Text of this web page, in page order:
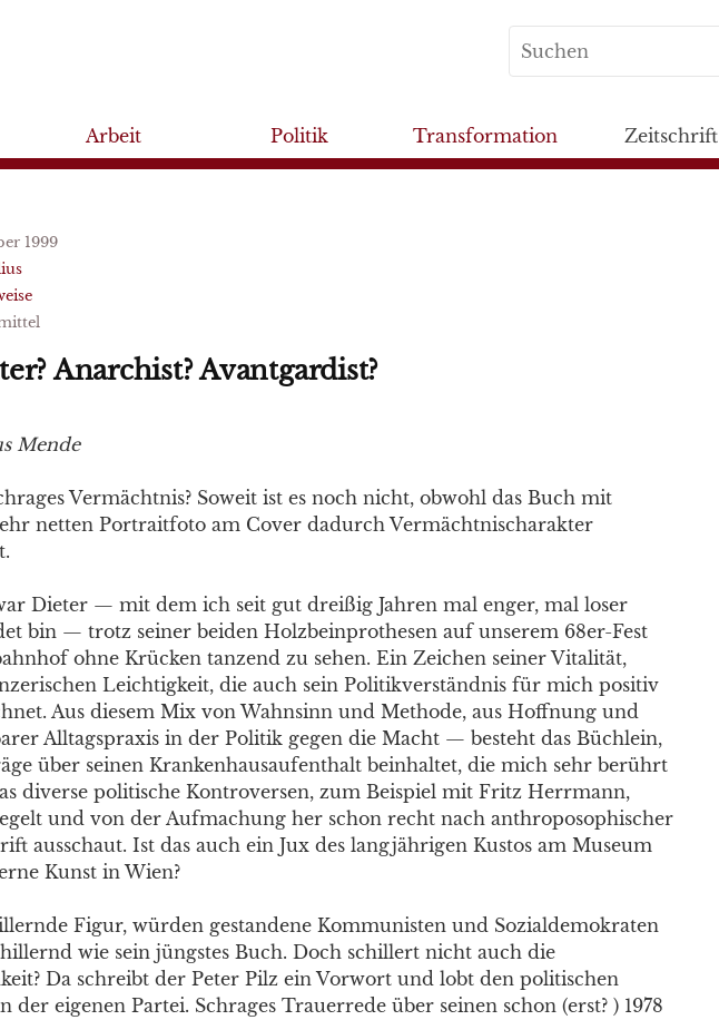
Arbeit Politik Transformation Zeitschrift
1999
Anarchist? Avantgardist?
Mende
Vermächtnis? Soweit ist es noch nicht, obwohl das Buch mit
netten Portraitfoto am Cover dadurch Vermächtnischarakter
Dieter — mit dem ich seit gut dreißig Jahren mal enger, mal loser
bin — trotz seiner beiden Holzbeinprothesen auf unserem 68er-Fest
ohne Krücken tanzend zu sehen. Ein Zeichen seiner Vitalität,
Leichtigkeit, die auch sein Politikverständnis für mich positiv
Aus diesem Mix von Wahnsinn und Methode, aus Hoffnung und
Alltagspraxis in der Politik gegen die Macht — besteht das Büchlein,
über seinen Krankenhausaufenthalt beinhaltet, die mich sehr berührt
diverse politische Kontroversen, zum Beispiel mit Fritz Herrmann,
und von der Aufmachung her schon recht nach anthroposophischer
ausschaut. Ist das auch ein Jux des langjährigen Kustos am Museum
Kunst in Wien?
Figur, würden gestandene Kommunisten und Sozialdemokraten
wie sein jüngstes Buch. Doch schillert nicht auch die
Da schreibt der Peter Pilz ein Vorwort und lobt den politischen
der eigenen Partei. Schrages Trauerrede über seinen schon (erst? ) 1978